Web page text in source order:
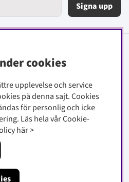
Signa upp
cookies
upplevelse och service
på denna sajt.Cookies
för personlig och icke
Läs hela vår Cookie-
här>